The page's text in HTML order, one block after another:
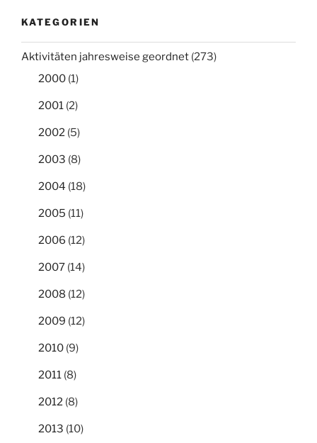
KATEGORIEN
Aktivitäten jahresweise geordnet (273)
2000 (1)
2001 (2)
2002 (5)
2003 (8)
2004 (18)
2005 (11)
2006 (12)
2007 (14)
2008 (12)
2009 (12)
2010 (9)
2011 (8)
2012 (8)
2013 (10)